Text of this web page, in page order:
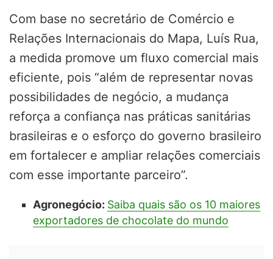
Com base no secretário de Comércio e
Relações Internacionais do Mapa, Luís Rua,
a medida promove um fluxo comercial mais
eficiente, pois “além de representar novas
possibilidades de negócio, a mudança
reforça a confiança nas práticas sanitárias
brasileiras e o esforço do governo brasileiro
em fortalecer e ampliar relações comerciais
com esse importante parceiro”.
Agronegócio: Saiba quais são os 10 maiores
exportadores de chocolate do mundo